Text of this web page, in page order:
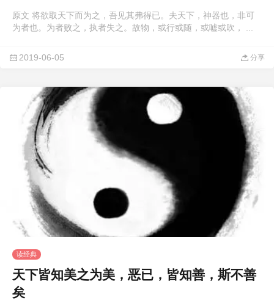
原文 将欲取天下而为之，吾见其弗得已。夫天下，神器也，非可
为者也。为者败之，执者失之。故物，或行或随，或嘘或吹， ...
2019-06-05 分享
读经典
天下皆知美之为美，恶已，皆知善，斯不善
矣